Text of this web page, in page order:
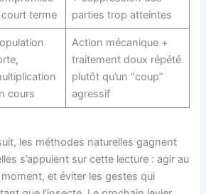
terme
parties trop atteintes
cours
Action mécanique +
traitement doux répété
plutôt qu’un “coup”
agressif
les méthodes naturelles gagnent
s’appuient sur cette lecture : agir au
et éviter les gestes qui